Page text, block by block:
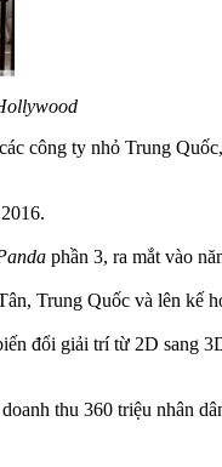
công ty nhỏ Trung
phần 3, ra mắt vào
Trung Quốc và lên
đổi giải trí từ 2D sang
thu 360 triệu nhân